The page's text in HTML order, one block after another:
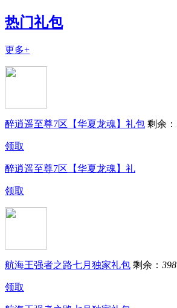
热门礼包
更多+
醉逍遥至尊7区【华夏龙魂】礼包 剩余：
领取
醉逍遥至尊7区【华夏龙魂】礼
领取
航海王强者之路七月独家礼包 剩余： 398
领取